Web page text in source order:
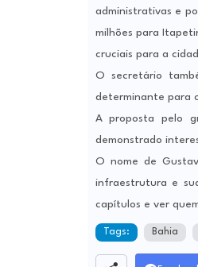
administrativas e
milhões para
cruciais para a
O secretário
determinante para
A proposta pelo
demonstrado
O nome de
infraestrutura e
capítulos e ver
Tags: Bahia